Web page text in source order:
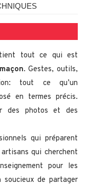
tout ce qui est
. Gestes, outils,
tout ce qu’un
en termes précis.
des photos et des
qui préparent
qui cherchent
pour les
soucieux de partager